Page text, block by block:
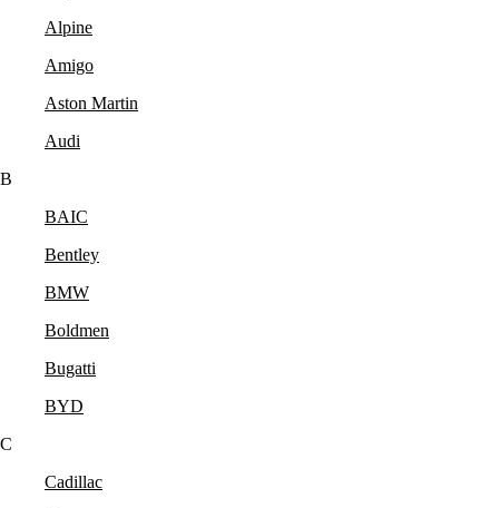
Alpine
Amigo
Aston Martin
Audi
B
BAIC
Bentley
BMW
Boldmen
Bugatti
BYD
C
Cadillac